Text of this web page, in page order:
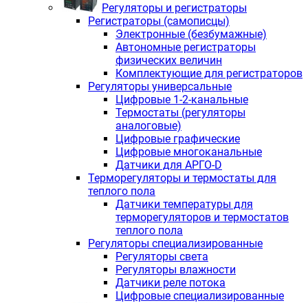
Регуляторы и регистраторы
Регистраторы (самописцы)
Электронные (безбумажные)
Автономные регистраторы
физических величин
Комплектующие для регистраторов
Регуляторы универсальные
Цифровые 1-2-канальные
Термостаты (регуляторы
аналоговые)
Цифровые графические
Цифровые многоканальные
Датчики для АРГО-D
Терморегуляторы и термостаты для
теплого пола
Датчики температуры для
терморегуляторов и термостатов
теплого пола
Регуляторы специализированные
Регуляторы света
Регуляторы влажности
Датчики реле потока
Цифровые специализированные